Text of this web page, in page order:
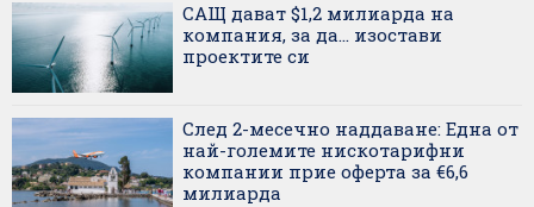
САЩ дават $1,2 милиарда на
компания, за да... изостави
проектите си
След 2-месечно наддаване: Една от
най-големите нискотарифни
компании прие оферта за €6,6
милиарда